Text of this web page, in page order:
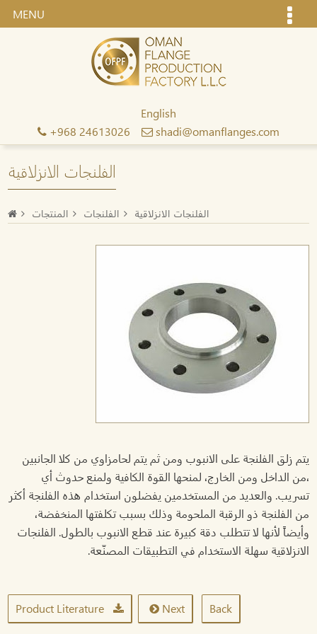
MENU
English
+968 24613026
shadi@omanflanges.com
الفلنجات الانزلاقية
المنتجات الفلنجات الفلنجات الانزلاقية
يتم زلق الفلنجة على الانبوب ومن ثم يتم لحامزاوي من كلا الجانبين
،من الداخل ومن الخارج، لمنحها القوة الكافية ولمنع حدوث أي
تسريب. والعديد من المستخدمين يفضلون استخدام هذه الفلنجة أكثر
من الفلنجة ذو الرقبة الملحومة وذلك بسبب تكلفتها المنخفضة،
وأيضاً لأنها لا تتطلب دقة كبيرة عند قطع الانبوب بالطول. الفلنجات
الانزلاقية سهلة الاستخدام في التطبيقات المصنّعة.
Back
Next